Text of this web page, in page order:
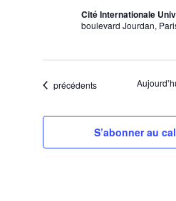
Cité Internationale
boulevard Jourdan,
Évènements
précédents
S’abonner au